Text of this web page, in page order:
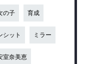
の子 育成
シット ミラー
室奈美恵